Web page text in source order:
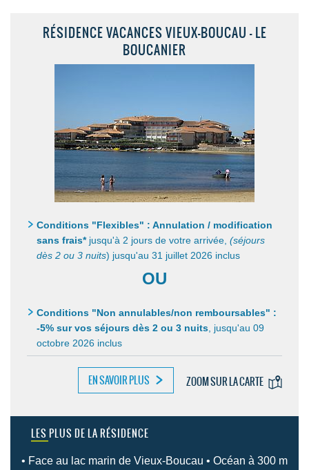
RÉSIDENCE VACANCES VIEUX-BOUCAU - LE
BOUCANIER
Conditions "Flexibles" : Annulation / modification
sans frais*jusqu'à 2 jours de votre arrivée, (séjours
dès 2 ou 3 nuits) jusqu'au 31 juillet 2026 inclus
OU
Conditions "Non annulables/non remboursables" :
-5% sur vos séjours dès 2 ou 3 nuits, jusqu'au 09
octobre 2026 inclus
EN SAVOIR PLUS ZOOM SUR LA CARTE
LES PLUS DE LA RÉSIDENCE
• Face au lac marin de Vieux-Boucau • Océan à 300 m